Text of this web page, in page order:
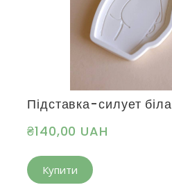
Підставка-силует біла
₴140,00 UAH
Купити